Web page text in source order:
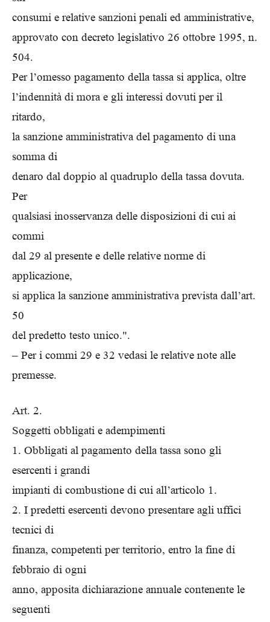
consumi e relative sanzioni penali ed amministrative,
approvato con decreto legislativo 26 ottobre 1995, n.
504.
Per l’omesso pagamento della tassa si applica, oltre
l’indennità di mora e gli interessi dovuti per il
ritardo,
la sanzione amministrativa del pagamento di una
somma di
denaro dal doppio al quadruplo della tassa dovuta.
Per
qualsiasi inosservanza delle disposizioni di cui ai
commi
dal 29 al presente e delle relative norme di
applicazione,
si applica la sanzione amministrativa prevista dall’art.
50
del predetto testo unico.".
– Per i commi 29 e 32 vedasi le relative note alle
premesse.
Art. 2.
Soggetti obbligati e adempimenti
1. Obbligati al pagamento della tassa sono gli
esercenti i grandi
impianti di combustione di cui all’articolo 1.
2. I predetti esercenti devono presentare agli uffici
tecnici di
finanza, competenti per territorio, entro la fine di
febbraio di ogni
anno, apposita dichiarazione annuale contenente le
seguenti